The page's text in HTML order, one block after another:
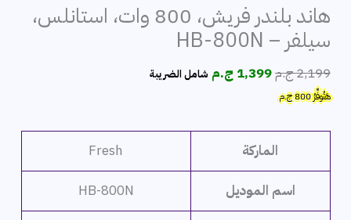
هاند بلندر فريش، 800 وات، استانلس،
سيلفر – HB-800N
2,199ج.مالسعر
1,399 ج.م السعر
شامل الضريبة
هَتُوفِّرُ800ج.م
الماركة Fresh
اسم الموديل HB-800N